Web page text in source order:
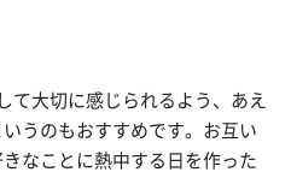
て大切に感じられるよう、あえ
うのもおすすめです。お互い
なことに熱中する日を作った